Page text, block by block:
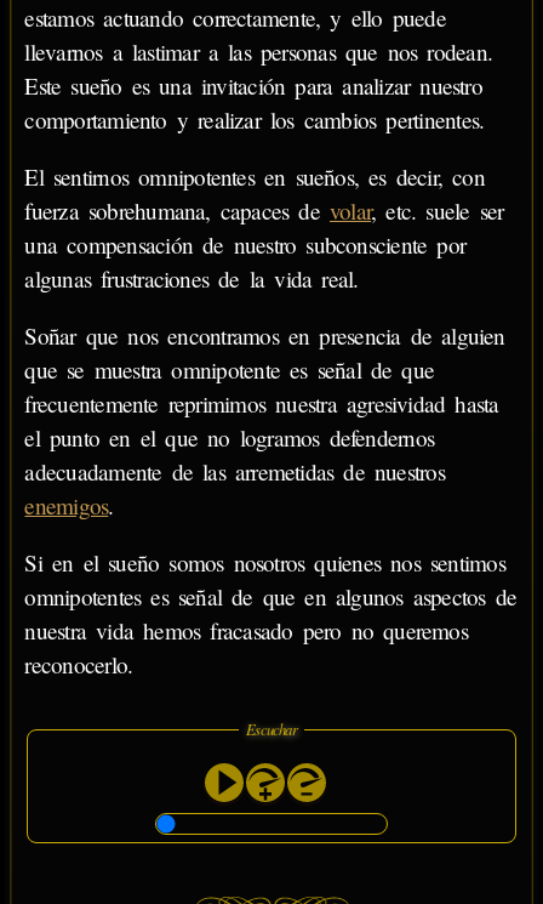
estamos actuando correctamente, y ello puede
llevarnos a lastimar a las personas que nos rodean.
Este sueño es una invitación para analizar nuestro
comportamiento y realizar los cambios pertinentes.
El sentirnos omnipotentes en sueños, es decir, con
fuerza sobrehumana, capaces devolar, etc. suele ser
una compensación de nuestro subconsciente por
algunas frustraciones de la vida real.
Soñar que nos encontramos en presencia de alguien
que se muestra omnipotente es señal de que
frecuentemente reprimimos nuestra agresividad hasta
el punto en el que no logramos defendernos
adecuadamente de las arremetidas de nuestros
enemigos.
Si en el sueño somos nosotros quienes nos sentimos
omnipotentes es señal de que en algunos aspectos de
nuestra vida hemos fracasado pero no queremos
reconocerlo.
Escuchar